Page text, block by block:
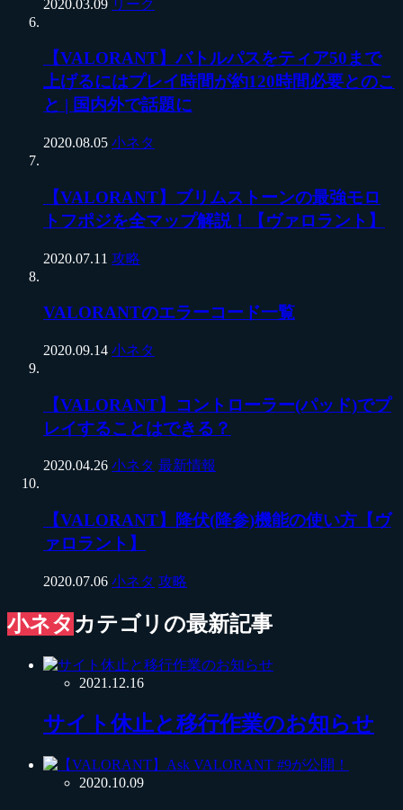
2020.03.09 リーク
【VALORANT】バトルパスをティア50まで
上げるにはプレイ時間が約120時間必要とのこ
と | 国内外で話題に
2020.08.05 小ネタ
【VALORANT】ブリムストーンの最強モロ
トフポジを全マップ解説！【ヴァロラント】
2020.07.11 攻略
VALORANTのエラーコード一覧
2020.09.14 小ネタ
【VALORANT】コントローラー(パッド)でプ
レイすることはできる？
2020.04.26 小ネタ 最新情報
【VALORANT】降伏(降参)機能の使い方【ヴ
ァロラント】
2020.07.06 小ネタ 攻略
小ネタ カテゴリの最新記事
2021.12.16
サイト休止と移行作業のお知らせ
2020.10.09